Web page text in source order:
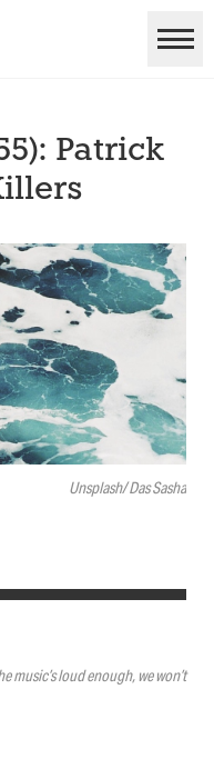
Unsplash/ Das Sasha
Patrick
music’s loud enough, we won’t